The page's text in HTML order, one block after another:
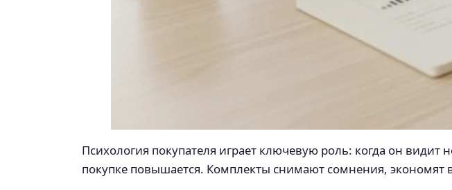
Психология покупателя играет ключевую роль: когда он
покупке повышается. Комплекты снимают сомнения,